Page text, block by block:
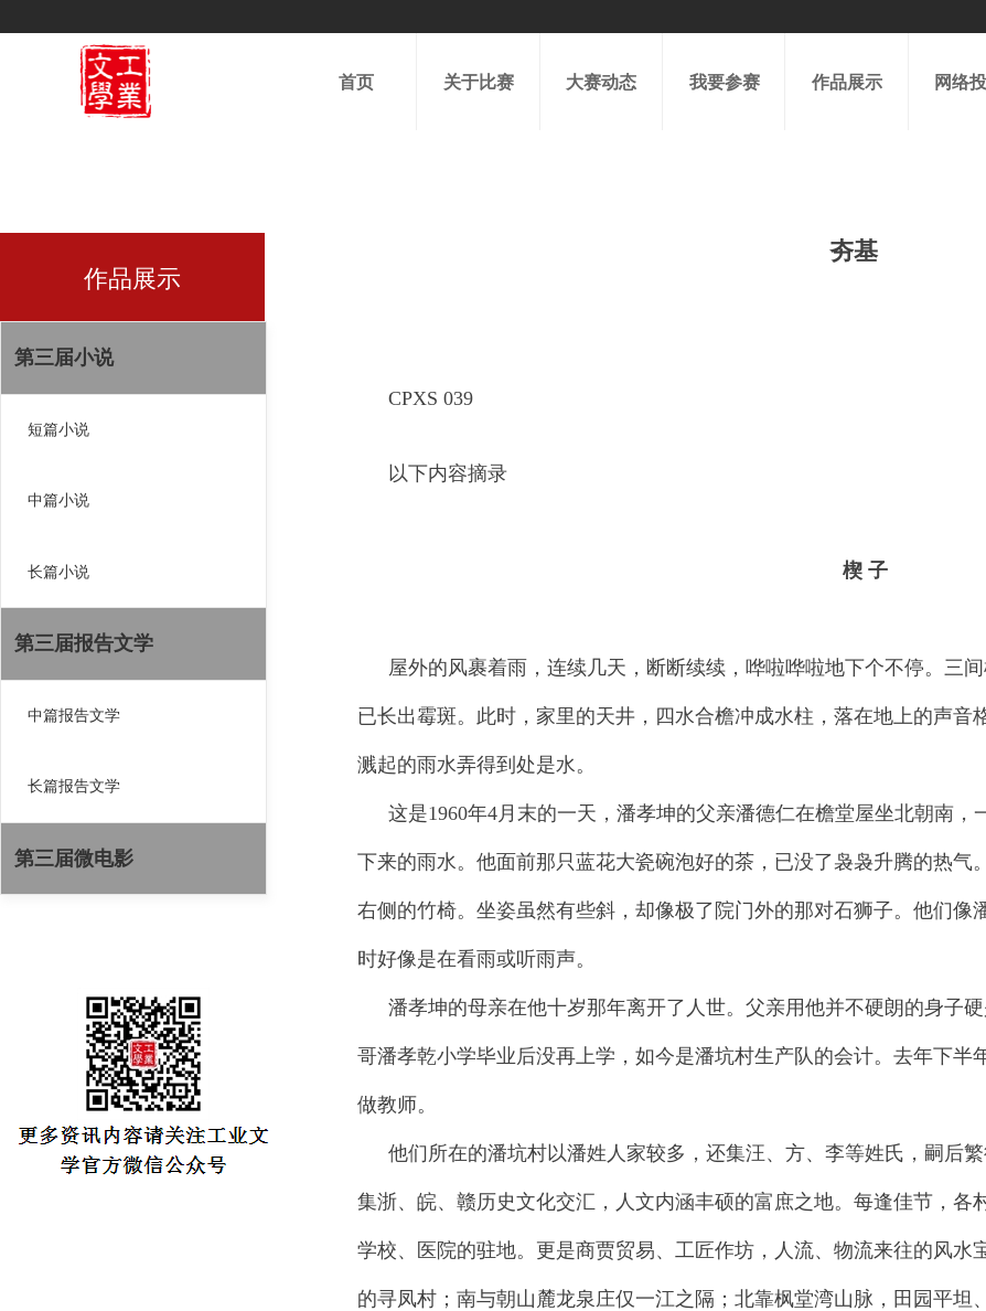
首页 关于比赛 大赛动态 我要参赛 作品展示 网络
夯基
CPXS 039
以下内容摘录
楔 子
屋外的风裹着雨，连续几天，断断续续，哗啦哗啦地下个不停。三
已长出霉斑。此时，家里的天井，四水合檐冲成水柱，落在地上的声音
溅起的雨水弄得到处是水。
这是1960年4月末的一天，潘孝坤的父亲潘德仁在檐堂屋坐北朝南
下来的雨水。他面前那只蓝花大瓷碗泡好的茶，已没了袅袅升腾的热气
右侧的竹椅。坐姿虽然有些斜，却像极了院门外的那对石狮子。他们像
时好像是在看雨或听雨声。
潘孝坤的母亲在他十岁那年离开了人世。父亲用他并不硬朗的身子
哥潘孝乾小学毕业后没再上学，如今是潘坑村生产队的会计。去年下半
做教师。
他们所在的潘坑村以潘姓人家较多，还集汪、方、李等姓氏，嗣后
集浙、皖、赣历史文化交汇，人文内涵丰硕的富庶之地。每逢佳节，各
学校、医院的驻地。更是商贾贸易、工匠作坊，人流、物流来往的风水
的寻凤村；南与朝山麓龙泉庄仅一江之隔；北靠枫堂湾山脉，田园平坦
作品展示
第三届小说
短篇小说
中篇小说
长篇小说
第三届报告文学
中篇报告文学
长篇报告文学
第三届微电影